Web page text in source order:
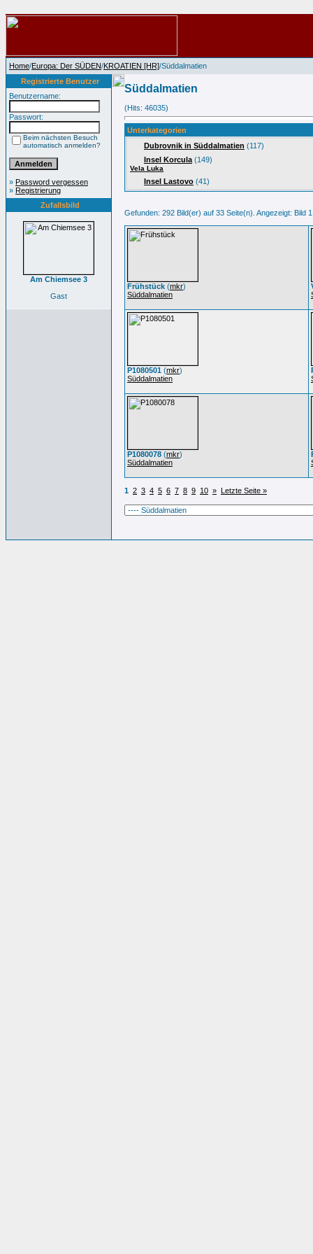
Home/Europa: Der SÜDEN/KROATIEN [HR]/Süddalmatien
Registrierte Benutzer
Benutzername:
Passwort:
Beim nächsten Besuch
automatisch anmelden?
» Password vergessen
» Registrierung
Zufallsbild
Am Chiemsee 3
Gast
Süddalmatien
(Hits: 46035)
Unterkategorien
Dubrovnik in Süddalmatien (117)
Insel Korcula (149)
Vela Luka
Insel Lastovo (41)
Gefunden: 292 Bild(er) auf 33 Seite(n). Angezeigt: Bild
Frühstück (mkr)
Süddalmatien
P1080501 (mkr)
Süddalmatien
P1080078 (mkr)
Süddalmatien
1 2 3 4 5 6 7 8 9 10 » Letzte Seite »